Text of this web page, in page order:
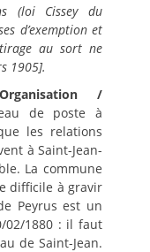
(loi Cissey du
d’exemption et
au sort ne
1905].
/
de poste à
les relations
à Saint-Jean-
La commune
difficile à gravir
Peyrus est un
02/1880 : il faut
de Saint-Jean.